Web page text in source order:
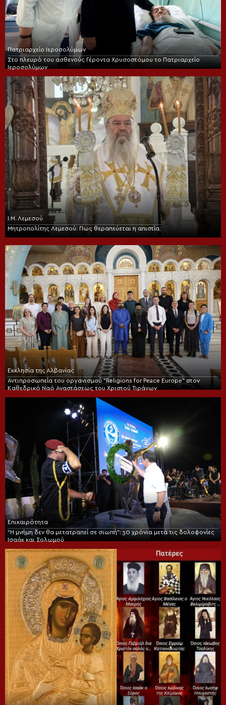
Πατριαρχείο Ιεροσολύμων
Στο πλευρό του ασθενούς Γέροντα Χρυσοστόμου το Πατριαρχείο
Ιεροσολύμων
Ι.Μ. Λεμεσού
Μητροπολίτης Λεμεσού: Πως θεραπεύεται η απιστία;
Εκκλησία της Αλβανίας
Αντιπροσωπεία του οργανισμού “Religions for Peace Europe” στον
Καθεδρικό Ναό Αναστάσεως του Χριστού Τιράνων
Επικαιρότητα
“Η μνήμη δεν θα μετατραπεί σε σιωπή”: 30 χρόνια μετά τις δολοφονίες
Ισαάκ και Σολωμού